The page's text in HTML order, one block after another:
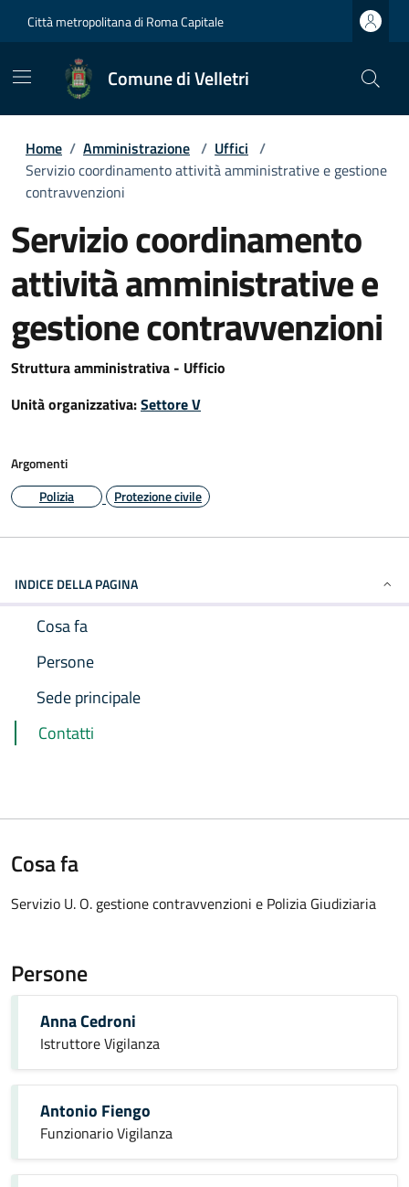
Città metropolitana di Roma Capitale
Comune di Velletri
Home / Amministrazione / Uffici /
Servizio coordinamento attività amministrative e gestione
contravvenzioni
Servizio coordinamento
attività amministrative e
gestione contravvenzioni
Struttura amministrativa - Ufficio
Unità organizzativa:Settore V
Argomenti
Polizia
Protezione civile
INDICE DELLA PAGINA
Cosa fa
Persone
Sede principale
Contatti
Cosa fa
Servizio U. O. gestione contravvenzioni e Polizia Giudiziaria
Persone
Anna Cedroni
Istruttore Vigilanza
Antonio Fiengo
Funzionario Vigilanza